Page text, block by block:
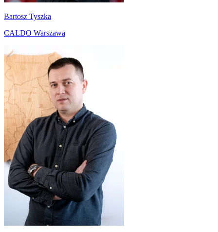
Bartosz Tyszka
CALDO Warszawa